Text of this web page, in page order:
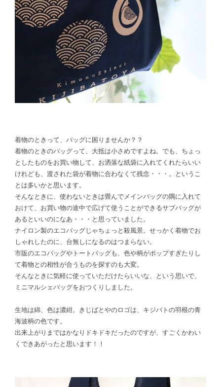
着物のときって、バッグに困りませんか？？
着物のときのバッグって、大抵は小さめですよね。でも、ちょっ
としたものをお買い物して、お洒落な紙袋に入れてくれたらいい
けれども、渡された袋が着物に合わなくて残念・・・。というこ
とは多いかと思います。
そんなときに、使わないときは畳んでメインバッグの隅に入れて
おけて、お買い物の途中で広げて使うことができるサブバッグが
あるといいのになあ・・・と思っていました。
ナイロン製のエコバッグじゃちょっと殺風景。せっかく着物でお
しゃれしたのに、台無しになるのはつまらない。
市販のエコバッグやトートバッグも、色や柄がポップすぎたりし
て着物との相性が合うものを探すのも大変。
そんなときに気軽に使っていただけたらいいな、という思いで、
ミニマルシェバッグをおつくりしました。
生地は綿、色は濃紺。きじばとやのロゴは、キジバトの羽根の青
海波柄の色です。
出来上がりまではかなりドキドキだったのですが、すごくかわい
くできあがったと思います！！